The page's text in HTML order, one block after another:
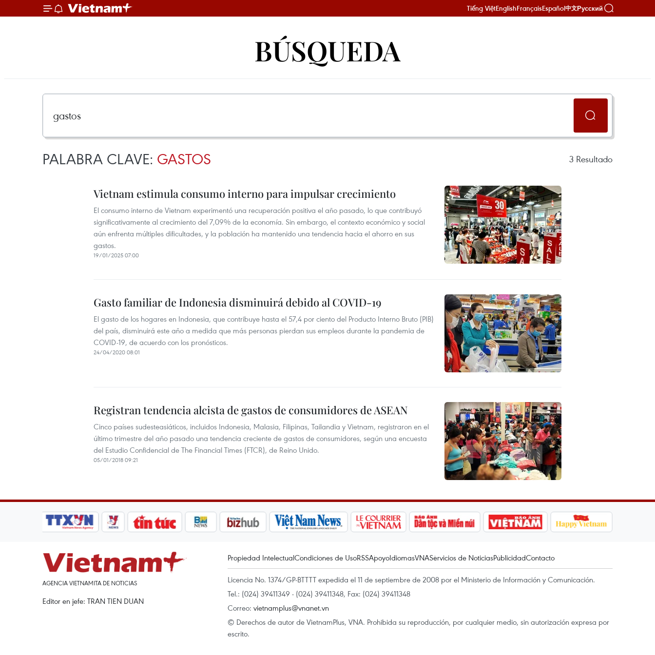
Tiếng ViệtEnglishFrançaisEspañol中文Русский
BÚSQUEDA
PALABRA CLAVE: GASTOS 3 Resultado
Vietnam estimula consumo interno para impulsar crecimiento
El consumo interno de Vietnam experimentó una recuperación positiva el año pasado, lo que contribuyó
significativamente al crecimiento del 7,09% de la economía. Sin embargo, el contexto económico y social
aún enfrenta múltiples dificultades, y la población ha mantenido una tendencia hacia el ahorro en sus
gastos.
19/01/2025 07:00
Gasto familiar de Indonesia disminuirá debido al COVID-19
El gasto de los hogares en Indonesia, que contribuye hasta el 57,4 por ciento del Producto Interno Bruto (PIB)
del país, disminuirá este año a medida que más personas pierdan sus empleos durante la pandemia de
COVID-19, de acuerdo con los pronósticos.
24/04/2020 08:01
Registran tendencia alcista de gastos de consumidores de ASEAN
Cinco países sudesteasiáticos, incluidos Indonesia, Malasia, Filipinas, Tailandia y Vietnam, registraron en el
último trimestre del año pasado una tendencia creciente de gastos de consumidores, según una encuesta
del Estudio Confidencial de The Financial Times (FTCR), de Reino Unido.
05/01/2018 09:21
AGENCIA VIETNAMITA DE NOTICIAS
Editor en jefe: TRAN TIEN DUAN
Propiedad IntelectualCondiciones de UsoRSSApoyoIdiomasVNAServicios de NoticiasPublicidadContacto
Licencia No. 1374/GP-BTTTT expedida el 11 de septiembre de 2008 por el Ministerio de Información y Comunicación.
Tel.: (024) 39411349 - (024) 39411348, Fax: (024) 39411348
Correo: vietnamplus@vnanet.vn
© Derechos de autor de VietnamPlus, VNA. Prohibida su reproducción, por cualquier medio, sin autorización expresa por
escrito.